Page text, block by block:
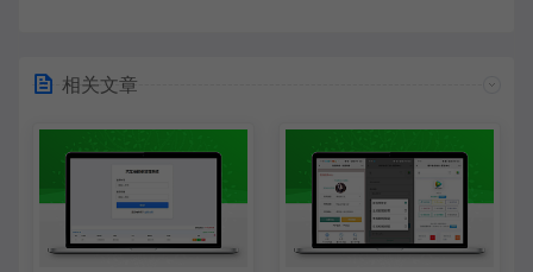
相关文章